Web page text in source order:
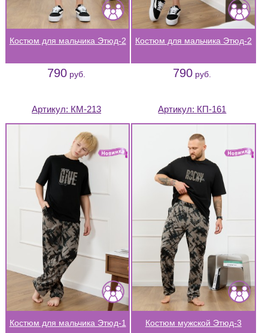
Костюм для мальчика Этюд-2
790 руб.
Костюм для мальчика Этюд-2
790 руб.
Артикул: КМ-213
Костюм для мальчика Этюд-1
Артикул: КП-161
Костюм мужской Этюд-3